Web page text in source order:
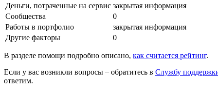
Деньги, потраченные на сервис закрытая информация
Сообщества
0
Работы в портфолио
закрытая информация
Другие факторы
0
В разделе помощи подробно описано, как считается рейтинг.
Если у вас возникли вопросы – обратитесь в Службу
ответим.